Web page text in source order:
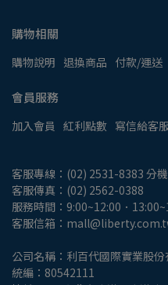
購物相關
購物說明 退換商品 付款/運送
會員服務
加入會員 紅利點數 寫信給客
客服專線：(02) 2531-8383 分
客服傳真：(02) 2562-0388
服務時間：9:00~12:00．
客服信箱：
公司名稱：利百代國際實業股份
統編：80542111